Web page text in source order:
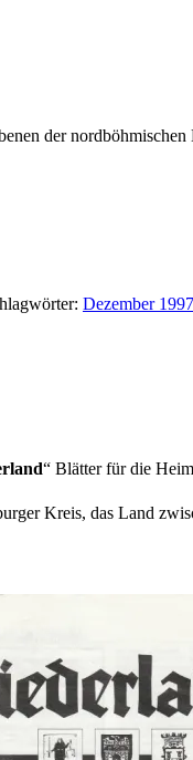
der
Dezember 1997
“ Blätter für die
Kreis, das Land